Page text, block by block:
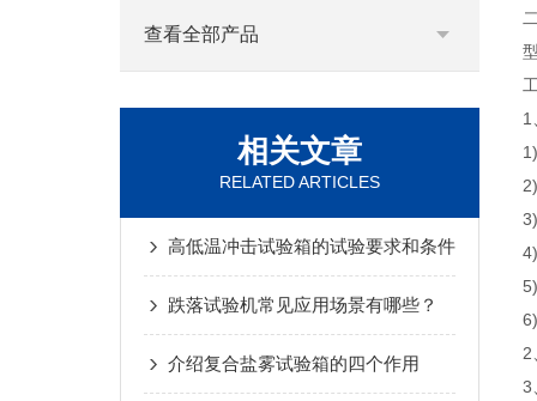
查看全部产品
相关文章
RELATED ARTICLES
高低温冲击试验箱的试验要求和条件
跌落试验机常见应用场景有哪些？
介绍复合盐雾试验箱的四个作用
2
3